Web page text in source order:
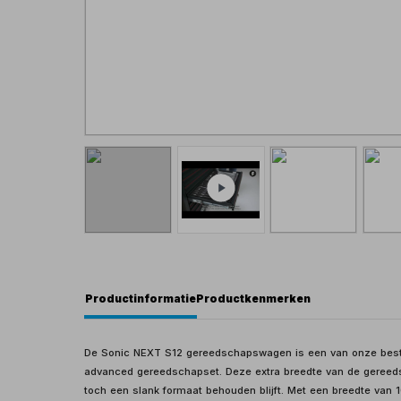
ProductinformatieProductkenmerken
De Sonic NEXT S12 gereedschapswagen is een van onze
advanced gereedschapset. Deze extra breedte van de
toch een slank formaat behouden blijft. Met een breedte